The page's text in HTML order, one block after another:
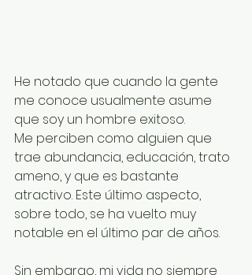
He notado que cuando la gente
me conoce usualmente asume
que soy un hombre exitoso.
Me perciben como alguien que
trae abundancia, educación, trato
ameno, y que es bastante
atractivo. Este último aspecto,
sobre todo, se ha vuelto muy
notable en el último par de años.
Sin embargo, mi vida no siempre